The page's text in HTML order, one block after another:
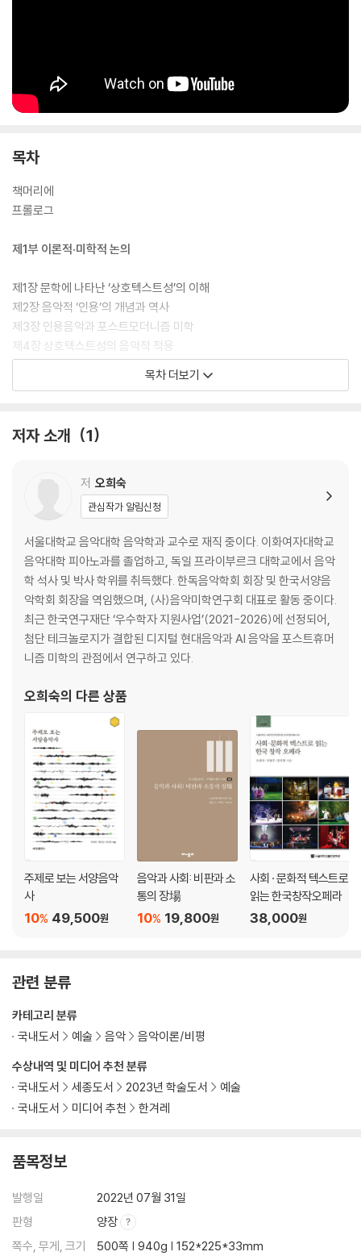
목차
책머리에
프롤로그
제1부 이론적·미학적 논의
제1장 문학에 나타난 ‘상호텍스트성’의 이해
제2장 음악적 ‘인용’의 개념과 역사
제3장 인용음악과 포스트모더니즘 미학
제4장 상호텍스트성의 음악적 적용
제2부 예술가의 자의식과 역사에 대한 성찰
제1장 오마주와 자기회상
제2장 유럽 오페라 역사에 대한 성찰
: 케이지의 『유로페라 1 & 2』(1985-1987)
제3장 ‘과거와 현재’의 대화를 통해 나타난 양식적 다원주의
: 슈니트케의 『교향곡』(1974-1983)과 『현악4중주 제3번』(1983)
제4장 신비주의와 베트남전쟁
: 크럼의 『검은 천사』(1970)
제5장 말러 그리고 ‘물’과 ‘죽음’의 세계
: 베리오의 『신포니아』(1968)
제6장 『황야의 이리』와 아르스 콤비나토리아
제7장 음악으로 세계 통합하기
: 슈톡하우젠의 『텔레뮤직』(1966)과 『국가』(1966/67)
제8장 인용으로 구현한 ‘공 모양의 시간’과 ‘풍자의 세계’
: 침머만의 『위비왕의 저녁식사를 위한 음악』(1968)
제9장 전통의 패러디와 비개성의 미학
: 스트라빈스키의 『풀치넬라』(1920/1949)
제10장 선구자 1-미국적 정체성과 다원주의
: 아이브스
제11장 선구자 2-다원주의 세계로의 첫걸음
제3부 한국적 정체성과 서양 예술문화 사이에서
: 한국의 현대음악에 나타난 인용음악
: 김택수의 『국민학교 판타지』(2018)
: 이경미의 첼로를 위한 『‘대답 없는 질문’에 대한 질문』(2018)
제3장 풍자와 패러디로 구현된 피아노 음악 박물관
: 신지수의 『정신분열적 토카타』(2014)
제4장 아리랑의 상호텍스트성
: 이인식의 『정선 아라리』(2011)과 『서울아리랑 랩소디』(2011)
제6장 모차르트를 통한 신앙 고백
제7장 창호문과 베토벤
: 이돈응의 인터랙티브 사운드 인스톨레이션 『헤이리 프로젝트』(2006)
: 이혜성의 『바이올린 협주곡 ‘새야새야‘』(2003)
목차 더보기
저자 소개 1
저 오희숙
관심작가 알림신청
서울대학교 음악대학 음악학과 교수로 재직 중이다. 이화여자대학교
음악대학 피아노과를 졸업하고, 독일 프라이부르크 대학교에서 음악
학 석사 및 박사 학위를 취득했다. 한독음악학회 회장 및 한국서양음
악학회 회장을 역임했으며, (사)음악미학연구회 대표로 활동 중이다.
최근 한국연구재단 ‘우수학자 지원사업’(2021-2026)에 선정되어,
첨단 테크놀로지가 결합된 디지털 현대음악과 AI 음악을 포스트휴머
니즘 미학의 관점에서 연구하고 있다.
오희숙의 다른 상품
주제로 보는 서양음악
사
49,500원
10%
음악과 사회: 비판과 소
통의 장場
19,800원
10%
사회 · 문화적 텍스트로
읽는 한국창작오페라
38,000원
관련 분류
수상내역 및 미디어 추천 분류
국내도서
세종도서 2023년 학술도서
예술
국내도서
미디어 추천 한겨레
카테고리 분류
국내도서
예술 음악 음악이론/비평
품목정보
발행일
2022년 07월 31일
판형
양장
쪽수, 무게, 크기
500쪽 | 940g | 152*225*33mm